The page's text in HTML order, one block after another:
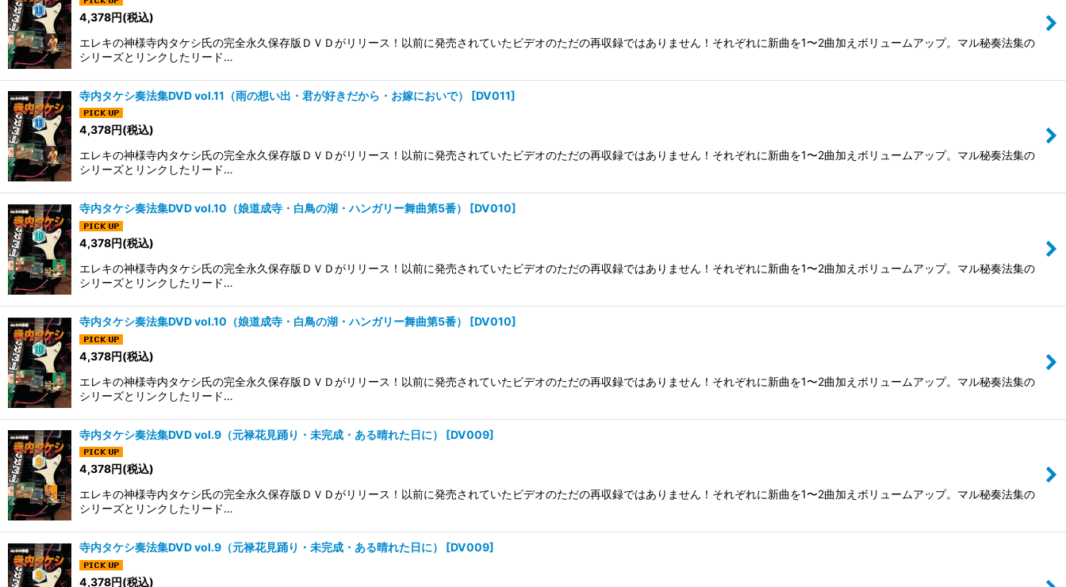
4,378円(税込)
エレキの神様寺内タケシ氏の完全永久保存版ＤＶＤがリリース！以前に発売されていたビデオのただの再収録ではありません！それぞれに新曲を1〜2曲加えボリュームアップ。マル秘奏法集の
シリーズとリンクしたリード…
寺内タケシ奏法集DVD vol.11（雨の想い出・君が好きだから・お嫁においで） [DV011]
4,378円(税込)
エレキの神様寺内タケシ氏の完全永久保存版ＤＶＤがリリース！以前に発売されていたビデオのただの再収録ではありません！それぞれに新曲を1〜2曲加えボリュームアップ。マル秘奏法集の
シリーズとリンクしたリード…
寺内タケシ奏法集DVD vol.10（娘道成寺・白鳥の湖・ハンガリー舞曲第5番） [DV010]
4,378円(税込)
エレキの神様寺内タケシ氏の完全永久保存版ＤＶＤがリリース！以前に発売されていたビデオのただの再収録ではありません！それぞれに新曲を1〜2曲加えボリュームアップ。マル秘奏法集の
シリーズとリンクしたリード…
寺内タケシ奏法集DVD vol.10（娘道成寺・白鳥の湖・ハンガリー舞曲第5番） [DV010]
4,378円(税込)
エレキの神様寺内タケシ氏の完全永久保存版ＤＶＤがリリース！以前に発売されていたビデオのただの再収録ではありません！それぞれに新曲を1〜2曲加えボリュームアップ。マル秘奏法集の
シリーズとリンクしたリード…
寺内タケシ奏法集DVD vol.9（元禄花見踊り・未完成・ある晴れた日に） [DV009]
4,378円(税込)
エレキの神様寺内タケシ氏の完全永久保存版ＤＶＤがリリース！以前に発売されていたビデオのただの再収録ではありません！それぞれに新曲を1〜2曲加えボリュームアップ。マル秘奏法集の
シリーズとリンクしたリード…
寺内タケシ奏法集DVD vol.9（元禄花見踊り・未完成・ある晴れた日に） [DV009]
4,378円(税込)